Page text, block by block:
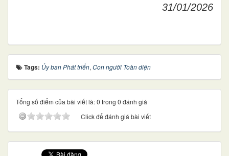
31/01/2026
Tags: Ủy ban Phát triển, Con người Toàn diện
Tổng số điểm của bài viết là: 0 trong 0 đánh giá
Click để đánh giá bài viết